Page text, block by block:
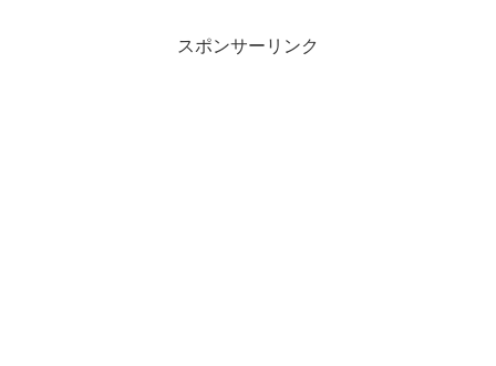
スポンサーリンク